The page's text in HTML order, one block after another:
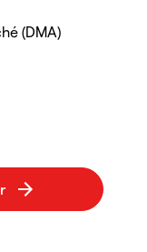
(DMA)